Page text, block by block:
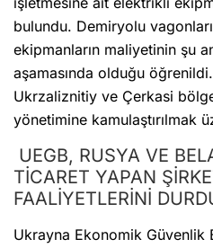
bulundu. Demiryolu
ekipmanların maliyetinin şu
aşamasında olduğu
Ukrzaliznitiy ve Çerkasi
yönetimine kamulaştırılmak
UEGB, RUSYA VE
TİCARET YAPAN
FAALİYETLERİNİ
Ukrayna Ekonomik Güvenlik